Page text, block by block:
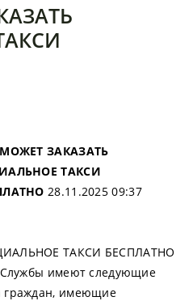
ЗАКАЗАТЬ
ТАКСИ
28.11.2025 09:37
ТАКСИ БЕСПЛАТНО
Службы имеют следующие
граждан, имеющие